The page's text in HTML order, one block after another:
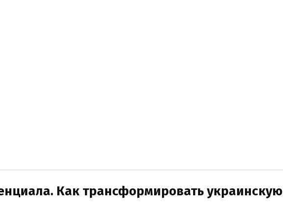
Как трансформировать украинскую